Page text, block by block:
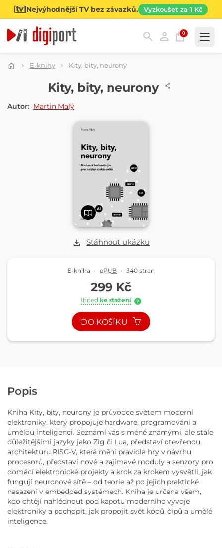
Nejvýhodnější TV bez závazků. Vyzkoušet za 1 Kč
0
Kategorie
E-knihy Kity, bity, neurony
Stáhnout ukázku
Kity, bity, neurony
Autor: Martin Malý
E-kniha · ePUB · 340 stran
299 Kč
Ihned ke stažení ?
DO KOŠÍKU
Popis
Kniha Kity, bity, neurony je průvodce světem moderní
elektroniky, který propojuje hardware, programování a
umělou inteligenci. Seznámí vás s méně známými, ale stále
důležitějšími jazyky jako Zig či Lua, představí otevřenou
architekturu RISC-V, která mění pravidla hry v návrhu
procesorů, představí nové a zajímavé moduly a senzory pro
domácí elektronické projekty a krok za krokem vysvětlí, jak
fungují neuronové sítě – od teorie až po jejich praktické
nasazení v embedded systémech. Kniha je určena všem,
kdo chtějí nahlédnout pod kapotu moderního vývoje
elektroniky a pochopit, jak propojit svět kódů, čipů a umělé
inteligence.